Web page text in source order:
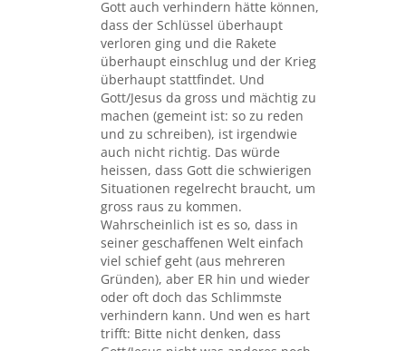
Gott auch verhindern hätte können,
dass der Schlüssel überhaupt
verloren ging und die Rakete
überhaupt einschlug und der Krieg
überhaupt stattfindet. Und
Gott/Jesus da gross und mächtig zu
machen (gemeint ist: so zu reden
und zu schreiben), ist irgendwie
auch nicht richtig. Das würde
heissen, dass Gott die schwierigen
Situationen regelrecht braucht, um
gross raus zu kommen.
Wahrscheinlich ist es so, dass in
seiner geschaffenen Welt einfach
viel schief geht (aus mehreren
Gründen), aber ER hin und wieder
oder oft doch das Schlimmste
verhindern kann. Und wen es hart
trifft: Bitte nicht denken, dass